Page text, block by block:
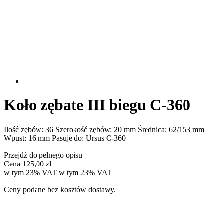
Koło zębate III biegu C-360
Ilość zębów: 36 Szerokość zębów: 20 mm Średnica: 62/153 mm
Wpust: 16 mm Pasuje do: Ursus C-360
Przejdź do pełnego opisu
Cena 125,00 zł
w tym 23% VAT w tym 23% VAT
Ceny podane bez kosztów dostawy.